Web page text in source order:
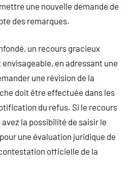
une nouvelle demande de
des remarques.
un recours gracieux
en adressant une
une révision de la
doit être effectuée dans les
du refus. Si le recours
la possibilité de saisir le
une évaluation juridique de
officielle de la